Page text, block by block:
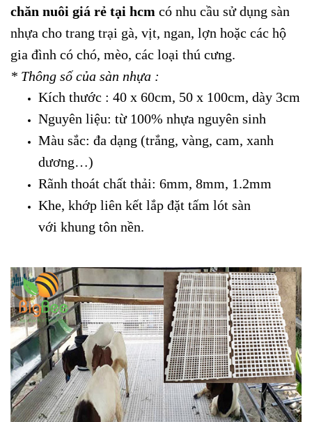
chăn nuôi giá rẻ tại hcm có nhu cầu sử dụng sàn
nhựa cho trang trại gà, vịt, ngan, lợn hoặc các hộ
gia đình có chó, mèo, các loại thú cưng.
* Thông số của sàn nhựa :
Kích thước : 40 x 60cm, 50 x 100cm, dày 3cm
Nguyên liệu: từ 100% nhựa nguyên sinh
Màu sắc: đa dạng (trắng, vàng, cam, xanh
dương…)
Rãnh thoát chất thải: 6mm, 8mm, 1.2mm
Khe, khớp liên kết lắp đặt tấm lót sàn
với khung tôn nền.